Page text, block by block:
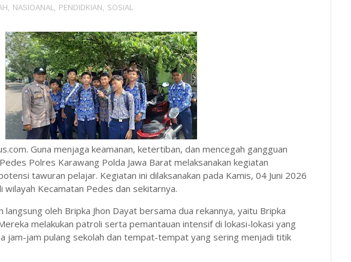
, NASIOANAL, PENDIDKIAN, SOSIAL
Guna menjaga keamanan, ketertiban, dan mencegah gangguan
Polres Karawang Polda Jawa Barat melaksanakan kegiatan
tawuran pelajar. Kegiatan ini dilaksanakan pada Kamis, 04 Juni 2026
Kecamatan Pedes dan sekitarnya.
oleh Bripka Jhon Dayat bersama dua rekannya, yaitu Bripka
melakukan patroli serta pemantauan intensif di lokasi-lokasi yang
jam-jam pulang sekolah dan tempat-tempat yang sering menjadi titik